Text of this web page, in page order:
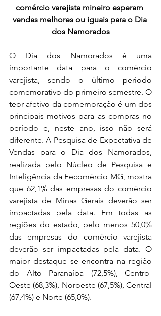
comércio varejista mineiro esperam
vendas melhores ou iguais para o Dia
dos Namorados
O Dia dos Namorados é uma
importante data para o comércio
varejista, sendo o último período
comemorativo do primeiro semestre. O
teor afetivo da comemoração é um dos
principais motivos para as compras no
período e, neste ano, isso não será
diferente. A Pesquisa de Expectativa de
Vendas para o Dia dos Namorados,
realizada pelo Núcleo de Pesquisa e
Inteligência da Fecomércio MG, mostra
que 62,1% das empresas do comércio
varejista de Minas Gerais deverão ser
impactadas pela data. Em todas as
regiões do estado, pelo menos 50,0%
das empresas do comércio varejista
deverão ser impactadas pela data. O
maior destaque se encontra na região
do Alto Paranaíba (72,5%), Centro-
Oeste (68,3%), Noroeste (67,5%), Central
(67,4%) e Norte (65,0%).